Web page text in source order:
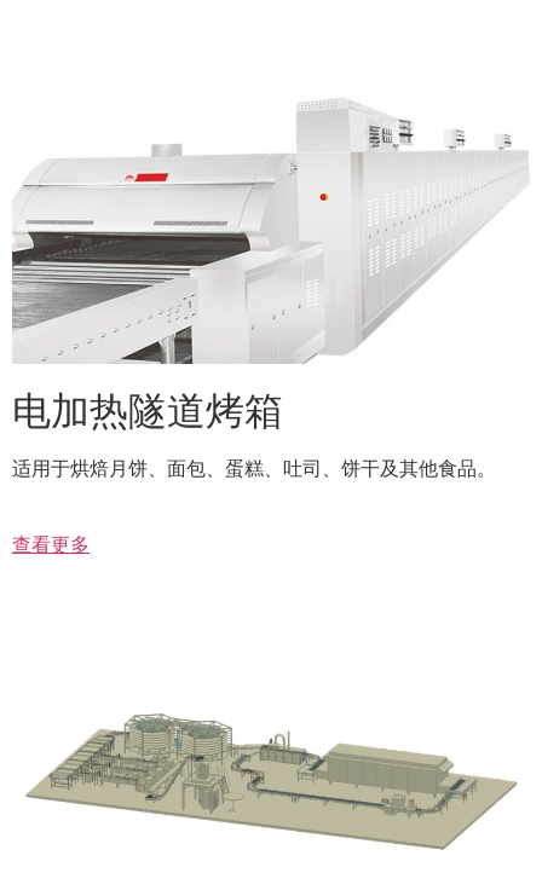
电加热隧道烤箱
适用于烘焙月饼、面包、蛋糕、吐司、饼干及其他食品。
查看更多